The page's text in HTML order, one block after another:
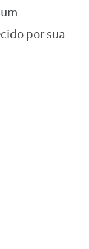
por sua